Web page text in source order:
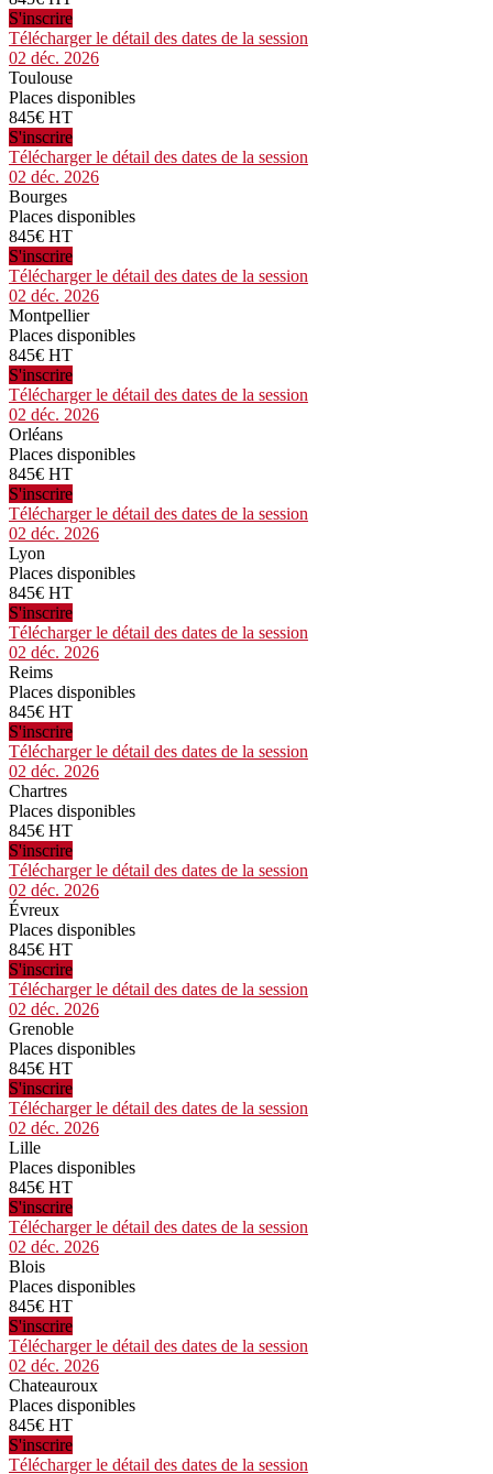
S'inscrire
Télécharger le détail des dates de la session
02 déc. 2026
Toulouse
Places disponibles
845€ HT
S'inscrire
Télécharger le détail des dates de la session
02 déc. 2026
Bourges
Places disponibles
845€ HT
S'inscrire
Télécharger le détail des dates de la session
02 déc. 2026
Montpellier
Places disponibles
845€ HT
S'inscrire
Télécharger le détail des dates de la session
02 déc. 2026
Orléans
Places disponibles
845€ HT
S'inscrire
Télécharger le détail des dates de la session
02 déc. 2026
Lyon
Places disponibles
845€ HT
S'inscrire
Télécharger le détail des dates de la session
02 déc. 2026
Reims
Places disponibles
845€ HT
S'inscrire
Télécharger le détail des dates de la session
02 déc. 2026
Chartres
Places disponibles
845€ HT
S'inscrire
Télécharger le détail des dates de la session
02 déc. 2026
Évreux
Places disponibles
845€ HT
S'inscrire
Télécharger le détail des dates de la session
02 déc. 2026
Grenoble
Places disponibles
845€ HT
S'inscrire
Télécharger le détail des dates de la session
02 déc. 2026
Lille
Places disponibles
845€ HT
S'inscrire
Télécharger le détail des dates de la session
02 déc. 2026
Blois
Places disponibles
845€ HT
S'inscrire
Télécharger le détail des dates de la session
02 déc. 2026
Chateauroux
Places disponibles
845€ HT
S'inscrire
Télécharger le détail des dates de la session